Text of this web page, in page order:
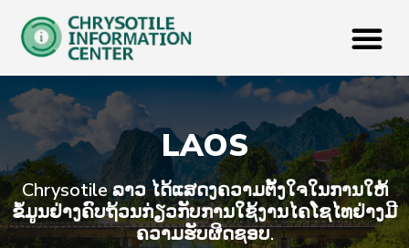
LAOS
Chrysotile ລາວ​ ໄດ້ແສດງຄວາມຕັ້ງໃຈໃນການໃຫ້
ຂໍ້ມູນຢ່າງຄົບຖ້ວນກ່ຽວກັບການໃຊ້ງານໄຄໂຊໄທຢ່າງມີ
ຄວາມຮັບຜິດຊອບ.